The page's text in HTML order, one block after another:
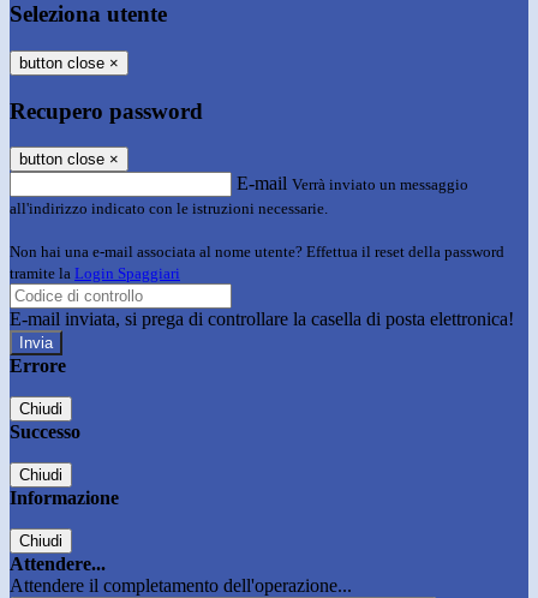
Seleziona utente
button close ×
Recupero password
button close ×
E-mail Verrà inviato un messaggio
all'indirizzo indicato con le istruzioni necessarie.
Non hai una e-mail associata al nome utente? Effettua il reset della password
tramite la Login Spaggiari
E-mail inviata, si prega di controllare la casella di posta elettronica!
Errore
Chiudi
Successo
Chiudi
Informazione
Chiudi
Attendere...
Attendere il completamento dell'operazione...